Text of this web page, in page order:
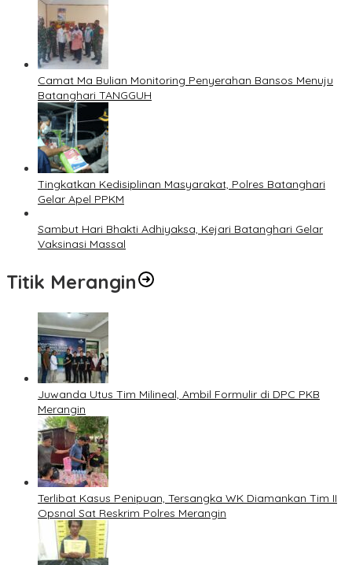
Camat Ma Bulian Monitoring Penyerahan Bansos Menuju
Batanghari TANGGUH
Tingkatkan Kedisiplinan Masyarakat, Polres Batanghari
Gelar Apel PPKM
Sambut Hari Bhakti Adhiyaksa, Kejari Batanghari Gelar
Vaksinasi Massal
Titik Merangin
Juwanda Utus Tim Milineal, Ambil Formulir di DPC PKB
Merangin
Terlibat Kasus Penipuan, Tersangka WK Diamankan Tim II
Opsnal Sat Reskrim Polres Merangin